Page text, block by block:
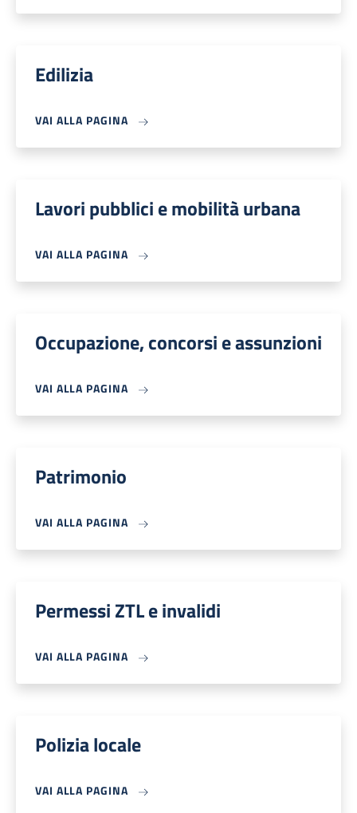
Edilizia
VAI ALLA PAGINA
Lavori pubblici e mobilità urbana
VAI ALLA PAGINA
Occupazione, concorsi e assunzioni
VAI ALLA PAGINA
Patrimonio
VAI ALLA PAGINA
Permessi ZTL e invalidi
VAI ALLA PAGINA
Polizia locale
VAI ALLA PAGINA